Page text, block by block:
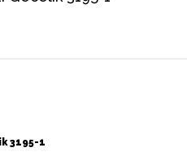
3195-1